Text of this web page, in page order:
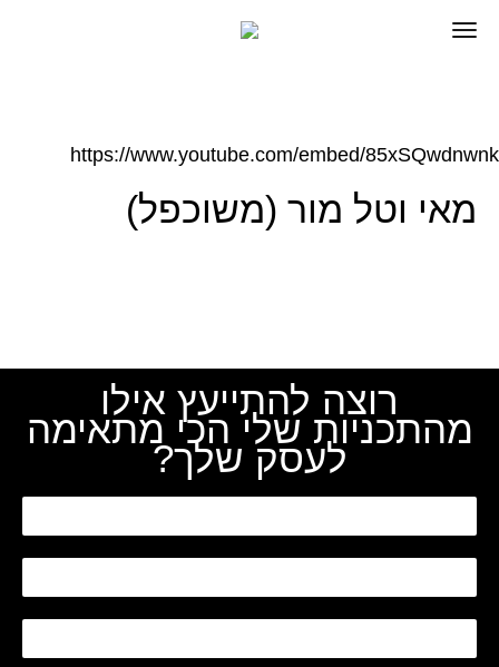
https://www.youtube.com/embed/85xSQwdnwnk
מאי וטל מור (משוכפל)
רוצה להתייעץ אילו
מהתכניות שלי הכי מתאימה
לעסק שלך?